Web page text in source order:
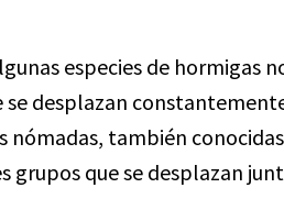
especies de hormigas
desplazan
nómadas, también
grupos que se desplazan